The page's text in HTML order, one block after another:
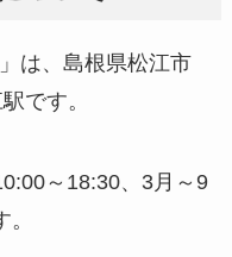
は、島根県松江市
です。
～18:30、3月～9